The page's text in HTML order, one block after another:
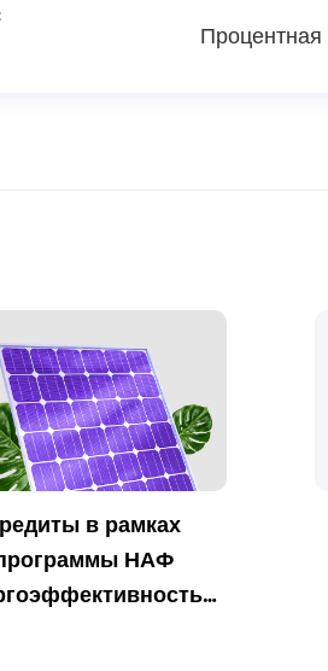
Процентная
в рамках
НАФ